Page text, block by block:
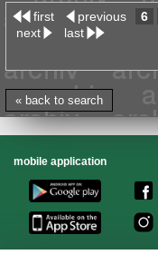
first previous 6
next
last
« back to search
mobile application